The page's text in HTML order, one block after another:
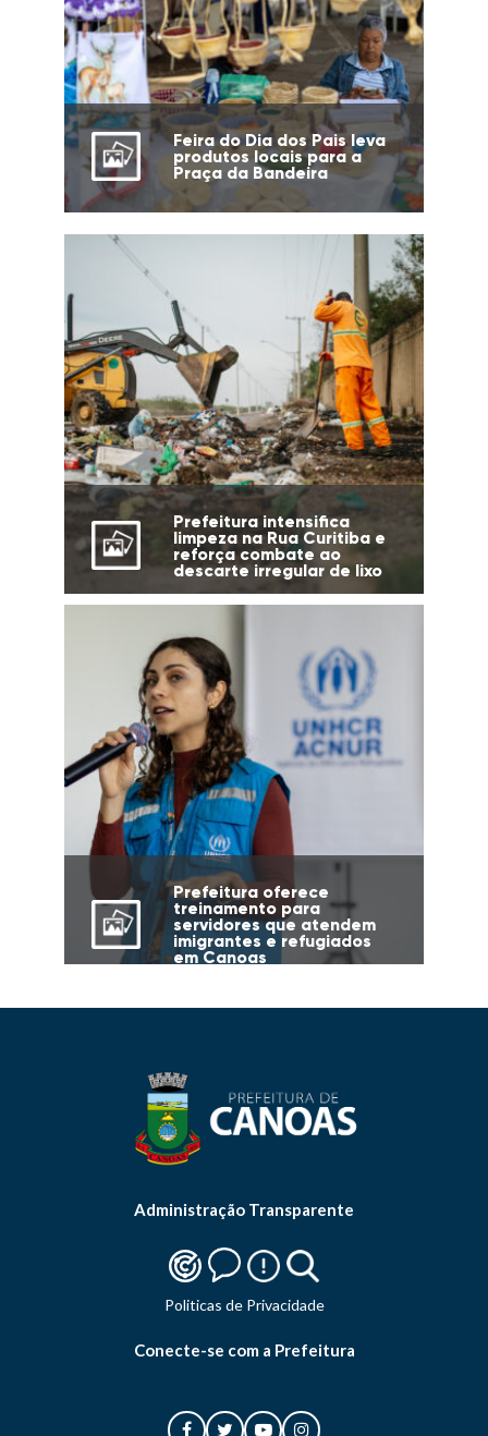
Feira do Dia dos Pais leva
produtos locais para a
Praça da Bandeira
Prefeitura intensifica
limpeza na Rua Curitiba e
reforça combate ao
descarte irregular de lixo
Prefeitura oferece
treinamento para
servidores que atendem
imigrantes e refugiados
em Canoas
Administração Transparente
Politicas de Privacidade
Conecte-se com a Prefeitura